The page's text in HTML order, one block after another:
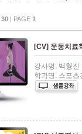
30 | PAGE 1
[CV] 운동치료
강사명: 백형진
학과명: 스포